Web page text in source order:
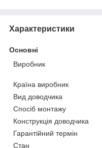
Характеристики
Основні
Виробник
Країна виробник
Вид доводчика
Спосіб монтажу
Конструкція доводчика
Гарантійний термін
Стан